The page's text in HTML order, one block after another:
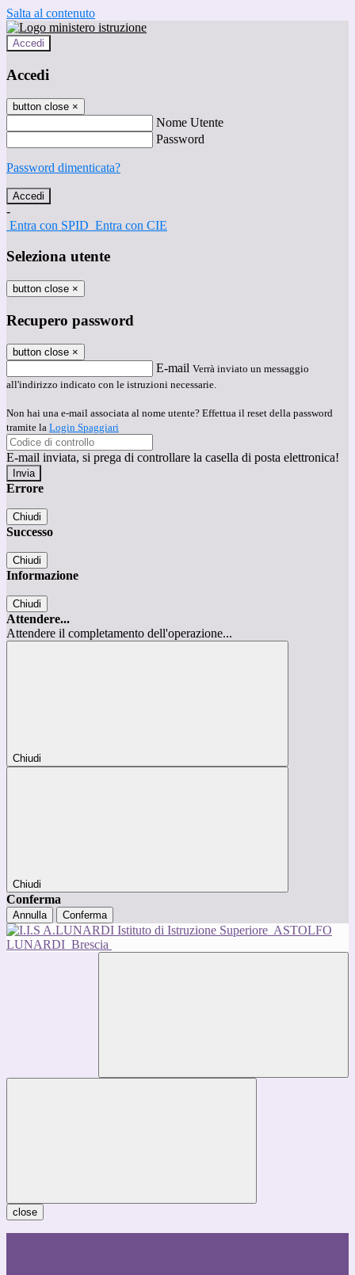
Salta al contenuto
Accedi
Accedi
button close ×
Nome Utente
Password
Password dimenticata?
-
Entra con SPID Entra con CIE
Seleziona utente
button close ×
Recupero password
button close ×
E-mail Verrà inviato un messaggio
all'indirizzo indicato con le istruzioni necessarie.
Non hai una e-mail associata al nome utente? Effettua il reset della password
tramite la Login Spaggiari
E-mail inviata, si prega di controllare la casella di posta elettronica!
Errore
Chiudi
Successo
Chiudi
Informazione
Chiudi
Attendere...
Attendere il completamento dell'operazione...
Chiudi
Chiudi
Conferma
Annulla Conferma
Istituto di Istruzione Superiore ASTOLFO
LUNARDI Brescia
close